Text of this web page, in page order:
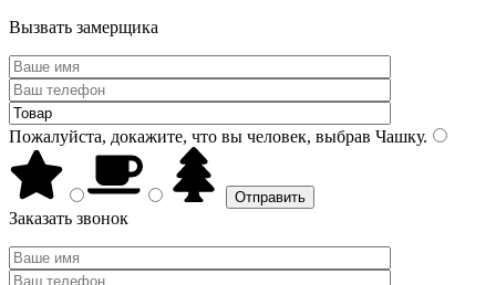
Вызвать замерщика
Пожалуйста, докажите, что вы человек, выбрав Чашку.
Заказать звонок